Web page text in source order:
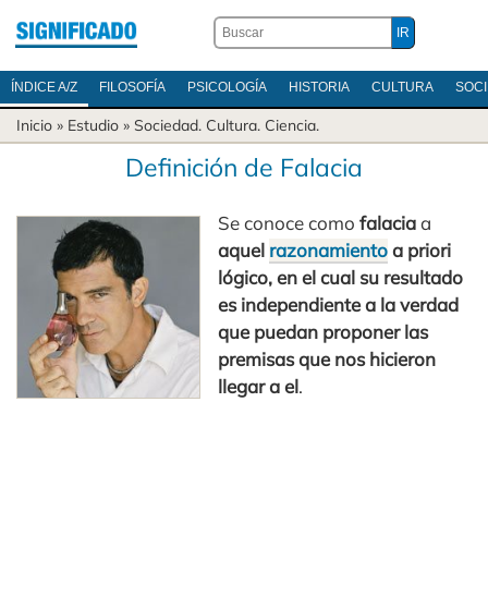
ÍNDICE A/Z FILOSOFÍA PSICOLOGÍA HISTORIA CULTURA
Inicio » Estudio » Sociedad. Cultura. Ciencia.
Definición de Falacia
Se conoce comofalaciaa
aquel razonamientoa priori
lógico, en el cual su resultado
es independiente a la verdad
que puedan proponer las
premisas que nos hicieron
llegar a el.